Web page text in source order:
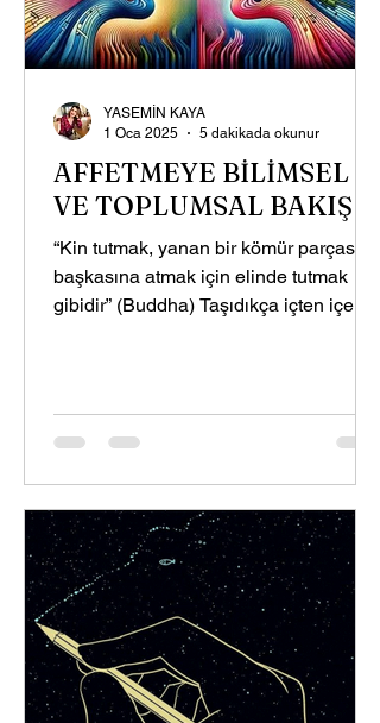
AFFETMEYE BİLİMSEL
VE TOPLUMSAL BAKIŞ
“Kin tutmak, yanan bir kömür parçasını
başkasına atmak için elinde tutmak
gibidir” (Buddha) Taşıdıkça içten içe
YASEMİN KAYA
1 Oca 2025
5 dakikada okunur